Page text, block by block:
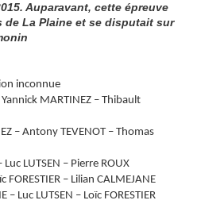
Auparavant, cette épreuve
La Plaine et se disputait sur
inconnue
MARTINEZ – Thibault
– Antony TEVENOT – Thomas
LUTSEN – Pierre ROUX
– Lilian CALMEJANE
Luc LUTSEN – Loïc FORESTIER